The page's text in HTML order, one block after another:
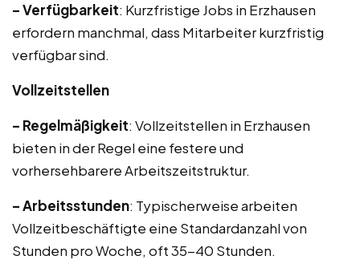
– Verfügbarkeit: Kurzfristige Jobs in Erzhausen
erfordern manchmal, dass Mitarbeiter kurzfristig
verfügbar sind.
Vollzeitstellen
– Regelmäßigkeit: Vollzeitstellen in Erzhausen
bieten in der Regel eine festere und
vorhersehbarere Arbeitszeitstruktur.
– Arbeitsstunden: Typischerweise arbeiten
Vollzeitbeschäftigte eine Standardanzahl von
Stunden pro Woche, oft 35-40 Stunden.